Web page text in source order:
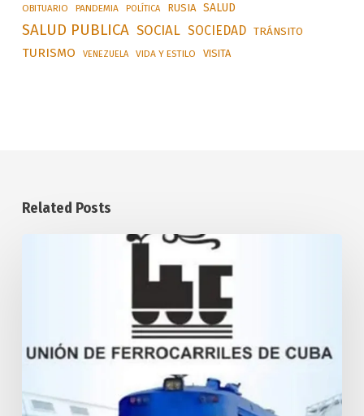
OBITUARIO PANDEMIA POLÍTICA RUSIA SALUD
SALUD PUBLICA SOCIAL SOCIEDAD TRÁNSITO
TURISMO VENEZUELA VIDA Y ESTILO VISITA
Related Posts
apoyo